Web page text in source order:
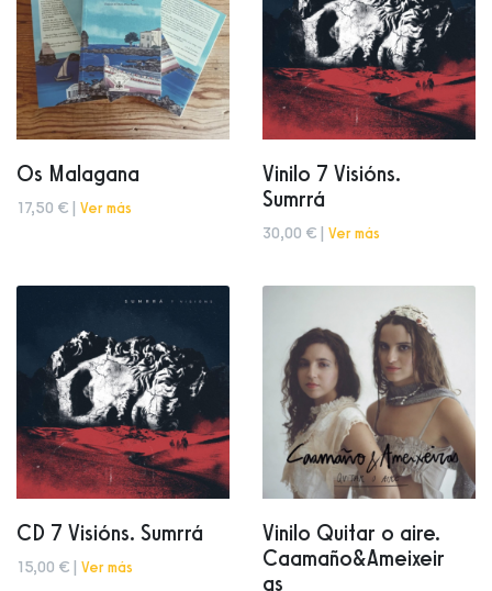
Os Malagana
17,50 € | Ver más
Vinilo 7 Visións.
Sumrrá
30,00 € | Ver más
CD 7 Visións. Sumrrá
15,00 € | Ver más
Vinilo Quitar o aire.
Caamaño&Ameixeir
as